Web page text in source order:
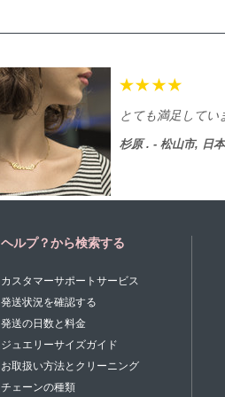
とても満足してい
杉原 . - 松山市, 日
ヘルプ？から検索する
カスタマーサポートサービス
発送状況を確認する
発送の日数と料金
ジュエリーサイズガイド
お取扱い方法とクリーニング
チェーンの種類